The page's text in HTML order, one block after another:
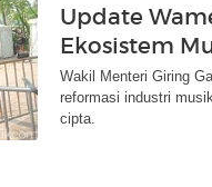
Update
Ekosistem
Wakil Menteri Giring
reformasi industri
cipta.